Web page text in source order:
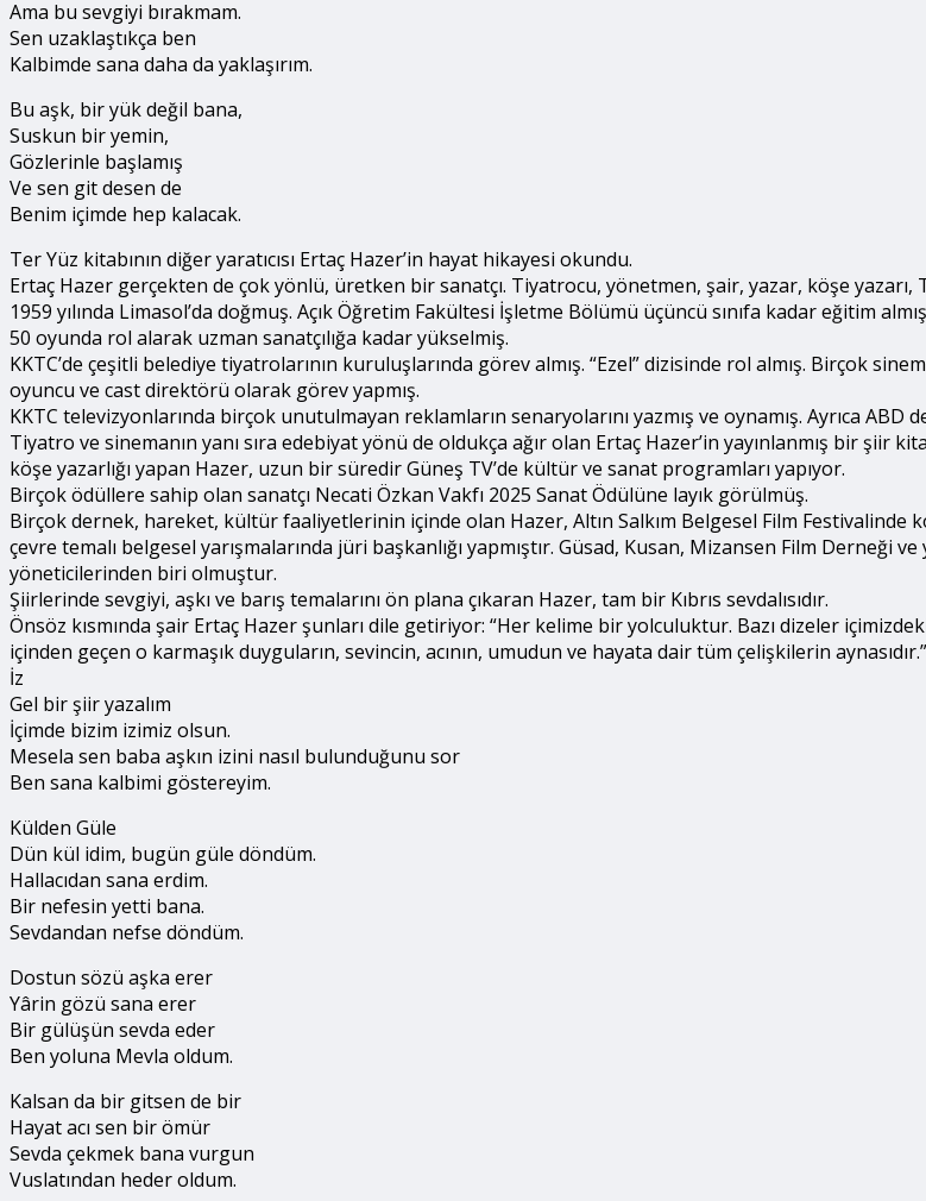
Ama bu sevgiyi bırakmam.
Sen uzaklaştıkça ben
Kalbimde sana daha da yaklaşırım.
Bu aşk, bir yük değil bana,
Suskun bir yemin,
Gözlerinle başlamış
Ve sen git desen de
Benim içimde hep kalacak.
Ter Yüz kitabının diğer yaratıcısı Ertaç Hazer’in hayat hikayesi okundu.
Ertaç Hazer gerçekten de çok yönlü, üretken bir sanatçı. Tiyatrocu, yönetmen, şair, yazar, köşe yazarı,
1959 yılında Limasol’da doğmuş. Açık Öğretim Fakültesi İşletme Bölümü üçüncü sınıfa kadar eğitim
50 oyunda rol alarak uzman sanatçılığa kadar yükselmiş.
KKTC’de çeşitli belediye tiyatrolarının kuruluşlarında görev almış. “Ezel” dizisinde rol almış. Birçok
oyuncu ve cast direktörü olarak görev yapmış.
KKTC televizyonlarında birçok unutulmayan reklamların senaryolarını yazmış ve oynamış. Ayrıca
Tiyatro ve sinemanın yanı sıra edebiyat yönü de oldukça ağır olan Ertaç Hazer’in yayınlanmış bir şiir
köşe yazarlığı yapan Hazer, uzun bir süredir Güneş TV’de kültür ve sanat programları yapıyor.
Birçok ödüllere sahip olan sanatçı Necati Özkan Vakfı 2025 Sanat Ödülüne layık görülmüş.
Birçok dernek, hareket, kültür faaliyetlerinin içinde olan Hazer, Altın Salkım Belgesel Film Festivalinde
çevre temalı belgesel yarışmalarında jüri başkanlığı yapmıştır. Güsad, Kusan, Mizansen Film
yöneticilerinden biri olmuştur.
Şiirlerinde sevgiyi, aşkı ve barış temalarını ön plana çıkaran Hazer, tam bir Kıbrıs sevdalısıdır.
Önsöz kısmında şair Ertaç Hazer şunları dile getiriyor: “Her kelime bir yolculuktur. Bazı dizeler
içinden geçen o karmaşık duyguların, sevincin, acının, umudun ve hayata dair tüm çelişkilerin aynasıdır.”
İz
Gel bir şiir yazalım
İçimde bizim izimiz olsun.
Mesela sen baba aşkın izini nasıl bulunduğunu sor
Ben sana kalbimi göstereyim.
Külden Güle
Dün kül idim, bugün güle döndüm.
Hallacıdan sana erdim.
Bir nefesin yetti bana.
Sevdandan nefse döndüm.
Dostun sözü aşka erer
Yârin gözü sana erer
Bir gülüşün sevda eder
Ben yoluna Mevla oldum.
Kalsan da bir gitsen de bir
Hayat acı sen bir ömür
Sevda çekmek bana vurgun
Vuslatından heder oldum.